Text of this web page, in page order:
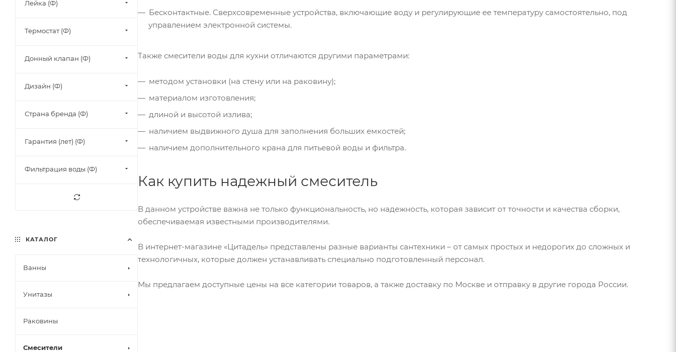
Бесконтактные. Сверхсовременные устройства, включающие воду и регулирующие ее температуру самостоятельно, под
управлением электронной системы.
Также смесители воды для кухни отличаются другими параметрами:
методом установки (на стену или на раковину);
материалом изготовления;
длиной и высотой излива;
наличием выдвижного душа для заполнения больших емкостей;
наличием дополнительного крана для питьевой воды и фильтра.
Как купить надежный смеситель
В данном устройстве важна не только функциональность, но надежность, которая зависит от точности и качества сборки,
обеспечиваемая известными производителями.
В интернет-магазине «Цитадель» представлены разные варианты сантехники – от самых простых и недорогих до сложных и
технологичных, которые должен устанавливать специально подготовленный персонал.
Мы предлагаем доступные цены на все категории товаров, а также доставку по Москве и отправку в другие города России.
Лейка (Ф)
Термостат (Ф)
Донный клапан (Ф)
Дизайн (Ф)
Страна бренда (Ф)
Гарантия (лет) (Ф)
Фильтрация воды (Ф)
КАТАЛОГ
Ванны
Унитазы
Раковины
Смесители